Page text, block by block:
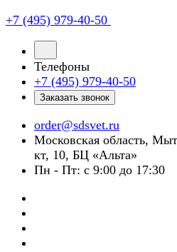
+7 (495) 979-40-50
Телефоны
+7 (495) 979-40-50
Заказать звонок
order@sdsvet.ru
Московская область,
кт, 10, БЦ «Альта»
Пн - Пт: с 9:00 до 17:30